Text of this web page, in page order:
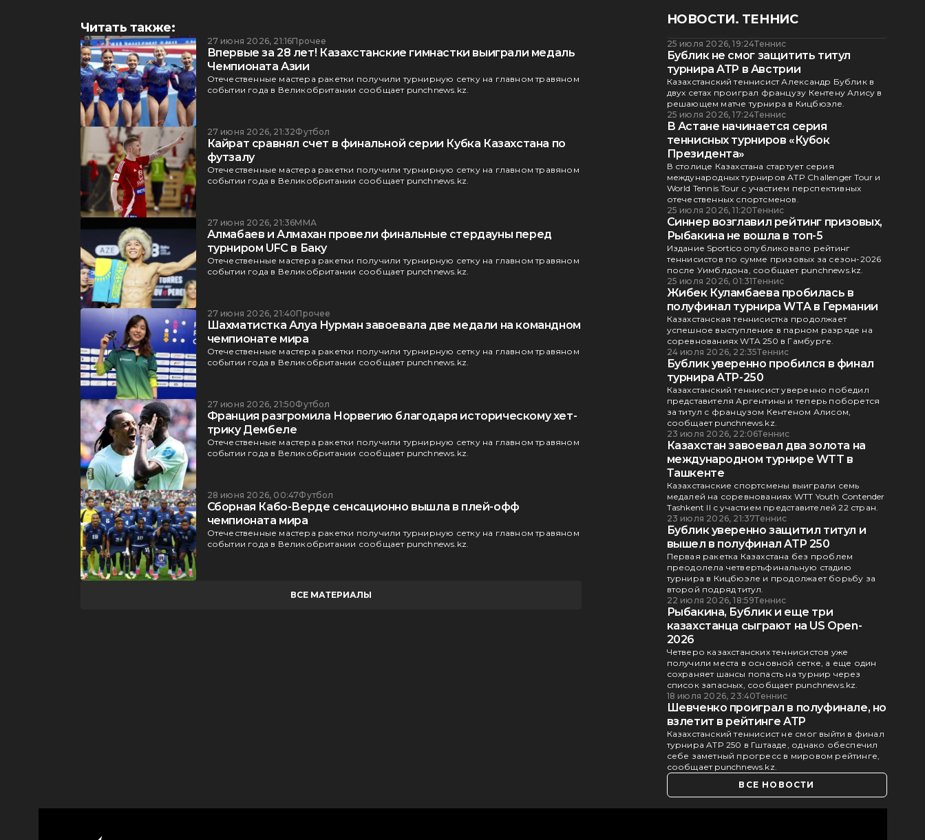
Читать также:
27 июня 2026, 21:16Прочее
Впервые за 28 лет! Казахстанские гимнастки выиграли медаль
Чемпионата Азии
Отечественные мастера ракетки получили турнирную сетку на главном травяном
событии года в Великобритании сообщает punchnews.kz.
27 июня 2026, 21:32Футбол
Кайрат сравнял счет в финальной серии Кубка Казахстана по
футзалу
Отечественные мастера ракетки получили турнирную сетку на главном травяном
событии года в Великобритании сообщает punchnews.kz.
27 июня 2026, 21:36ММА
Алмабаев и Алмахан провели финальные стердауны перед
турниром UFC в Баку
Отечественные мастера ракетки получили турнирную сетку на главном травяном
событии года в Великобритании сообщает punchnews.kz.
27 июня 2026, 21:40Прочее
Шахматистка Алуа Нурман завоевала две медали на командном
чемпионате мира
Отечественные мастера ракетки получили турнирную сетку на главном травяном
событии года в Великобритании сообщает punchnews.kz.
27 июня 2026, 21:50Футбол
Франция разгромила Норвегию благодаря историческому хет-
трику Дембеле
Отечественные мастера ракетки получили турнирную сетку на главном травяном
событии года в Великобритании сообщает punchnews.kz.
28 июня 2026, 00:47Футбол
Сборная Кабо-Верде сенсационно вышла в плей-офф
чемпионата мира
Отечественные мастера ракетки получили турнирную сетку на главном травяном
событии года в Великобритании сообщает punchnews.kz.
ВСЕ МАТЕРИАЛЫ
НОВОСТИ. ТЕННИС
25 июля 2026, 19:24Теннис
Бублик не смог защитить титул
турнира ATP в Австрии
Казахстанский теннисист Александр Бублик в
двух сетах проиграл французу Кентену Алису в
решающем матче турнира в Кицбюэле.
25 июля 2026, 17:24Теннис
В Астане начинается серия
теннисных турниров «Кубок
Президента»
В столице Казахстана стартует серия
международных турниров ATP Challenger Tour и
World Tennis Tour с участием перспективных
отечественных спортсменов.
25 июля 2026, 11:20Теннис
Синнер возглавил рейтинг призовых,
Рыбакина не вошла в топ-5
Издание Sportico опубликовало рейтинг
теннисистов по сумме призовых за сезон-2026
после Уимблдона, сообщает punchnews.kz.
25 июля 2026, 01:31Теннис
Жибек Куламбаева пробилась в
полуфинал турнира WTA в Германии
Казахстанская теннисистка продолжает
успешное выступление в парном разряде на
соревнованиях WTA 250 в Гамбурге.
24 июля 2026, 22:35Теннис
Бублик уверенно пробился в финал
турнира ATP-250
Казахстанский теннисист уверенно победил
представителя Аргентины и теперь поборется
за титул с французом Кентеном Алисом,
сообщает punchnews.kz.
23 июля 2026, 22:06Теннис
Казахстан завоевал два золота на
международном турнире WTT в
Ташкенте
Казахстанские спортсмены выиграли семь
медалей на соревнованиях WTT Youth Contender
Tashkent II с участием представителей 22 стран.
23 июля 2026, 21:37Теннис
Бублик уверенно защитил титул и
вышел в полуфинал ATP 250
Первая ракетка Казахстана без проблем
преодолела четвертьфинальную стадию
турнира в Кицбюэле и продолжает борьбу за
второй подряд титул.
22 июля 2026, 18:59Теннис
Рыбакина, Бублик и еще три
казахстанца сыграют на US Open-
2026
Четверо казахстанских теннисистов уже
получили места в основной сетке, а еще один
сохраняет шансы попасть на турнир через
список запасных, сообщает punchnews.kz.
18 июля 2026, 23:40Теннис
Шевченко проиграл в полуфинале, но
взлетит в рейтинге ATP
Казахстанский теннисист не смог выйти в финал
турнира ATP 250 в Гштааде, однако обеспечил
себе заметный прогресс в мировом рейтинге,
сообщает punchnews.kz.
ВСЕ НОВОСТИ